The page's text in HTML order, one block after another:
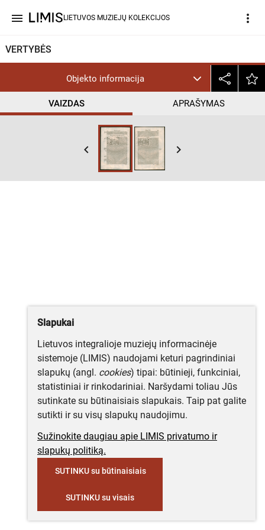
menu LIETUVOS MUZIEJŲ KOLEKCIJOS more_vert
VERTYBĖS
Objekto informacija
VAIZDAS APRAŠYMAS
keyboard_arrow_left keyboard_arrow_right
Slapukai
Lietuvos integralioje muziejų informacinėje
sistemoje (LIMIS) naudojami keturi pagrindiniai
slapukų (angl. cookies) tipai: būtinieji, funkciniai,
statistiniai ir rinkodariniai. Naršydami toliau Jūs
sutinkate su būtinaisiais slapukais. Taip pat galite
sutikti ir su visų slapukų naudojimu.
Sužinokite daugiau apie LIMIS privatumo ir
slapukų politiką.
SUTINKU su būtinaisiais
SUTINKU su visais